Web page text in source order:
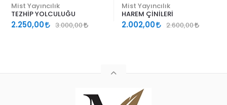
Mist Yayıncılık
TEZHİP YOLCULUĞU
2.250,00 3.000,00
Mist Yayıncılık
HAREM ÇİNİLERİ
2.002,00 2.600,00